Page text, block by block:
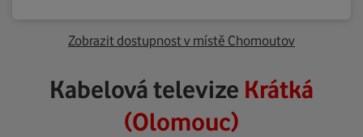
Zobrazit dostupnost v místě Chomoutov
Kabelová televize Krátká
(Olomouc)